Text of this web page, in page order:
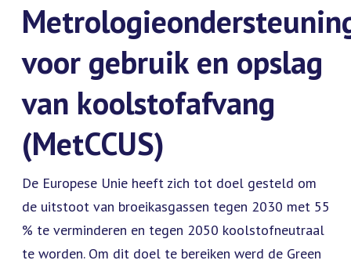
voor gebruik en opslag
van koolstofafvang
(MetCCUS)
De Europese Unie heeft zich tot doel gesteld om
de uitstoot van broeikasgassen tegen 2030 met 55
% te verminderen en tegen 2050 koolstofneutraal
te worden. Om dit doel te bereiken werd de Green